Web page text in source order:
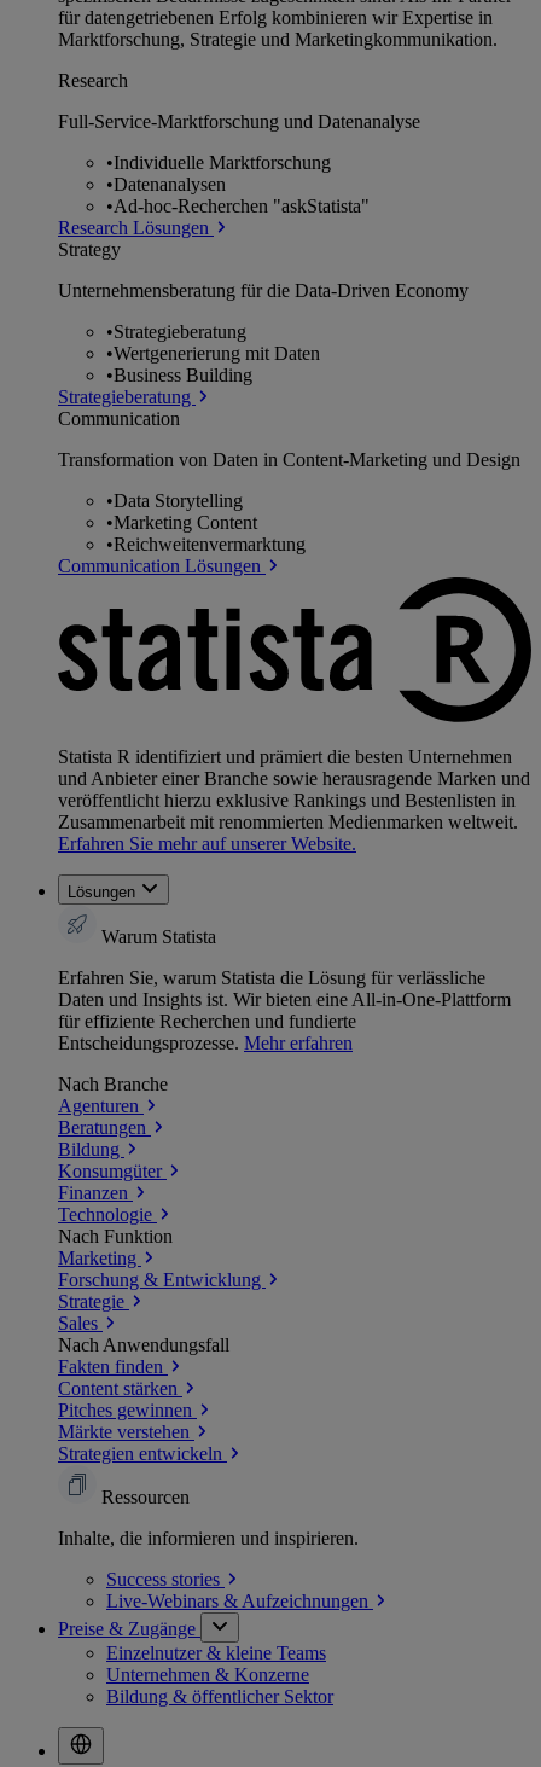
für datengetriebenen Erfolg kombinieren wir Expertise in
Marktforschung, Strategie und Marketingkommunikation.
Research
Full-Service-Marktforschung und Datenanalyse
•Individuelle Marktforschung
•Datenanalysen
•Ad-hoc-Recherchen "askStatista"
Research Lösungen
Strategy
Unternehmens­beratung für die Data-Driven Economy
•Strategieberatung
•Wertgenerierung mit Daten
•Business Building
Strategieberatung
Communication
Transformation von Daten in Content-Marketing und Design
•Data Storytelling
•Marketing Content
•Reichweitenvermarktung
Communication Lösungen
Statista R identifiziert und prämiert die besten Unternehmen
und Anbieter einer Branche sowie herausragende Marken und
veröffentlicht hierzu exklusive Rankings und Bestenlisten in
Zusammenarbeit mit renommierten Medienmarken weltweit.
Erfahren Sie mehr auf unserer Website.
Lösungen
Warum Statista
Erfahren Sie, warum Statista die Lösung für verlässliche
Daten und Insights ist. Wir bieten eine All-in-One-Plattform
für effiziente Recherchen und fundierte
Entscheidungsprozesse. Mehr erfahren
Nach Branche
Agenturen
Beratungen
Bildung
Konsumgüter
Finanzen
Technologie
Nach Funktion
Marketing
Forschung & Entwicklung
Strategie
Sales
Nach Anwendungsfall
Fakten finden
Content stärken
Pitches gewinnen
Märkte verstehen
Strategien entwickeln
Ressourcen
Inhalte, die informieren und inspirieren.
Success stories
Live-Webinars & Aufzeichnungen
Preise & Zugänge
Einzelnutzer & kleine Teams
Unternehmen & Konzerne
Bildung & öffentlicher Sektor